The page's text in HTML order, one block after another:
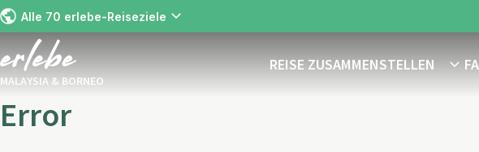
Alle 70 erlebe-Reiseziele
MALAYSIA & BORNEO
REISE ZUSAMMENSTELLEN
Error